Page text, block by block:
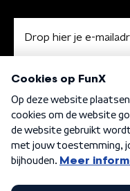
Algemene voorwaarden